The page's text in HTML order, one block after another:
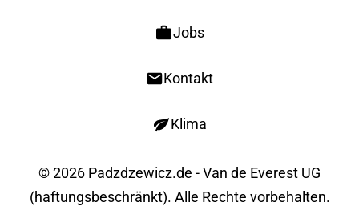
Jobs
Kontakt
Klima
© 2026 Padzdzewicz.de - Van de Everest UG
(haftungsbeschränkt). Alle Rechte vorbehalten.